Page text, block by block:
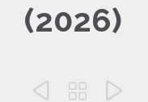
(2026)
  